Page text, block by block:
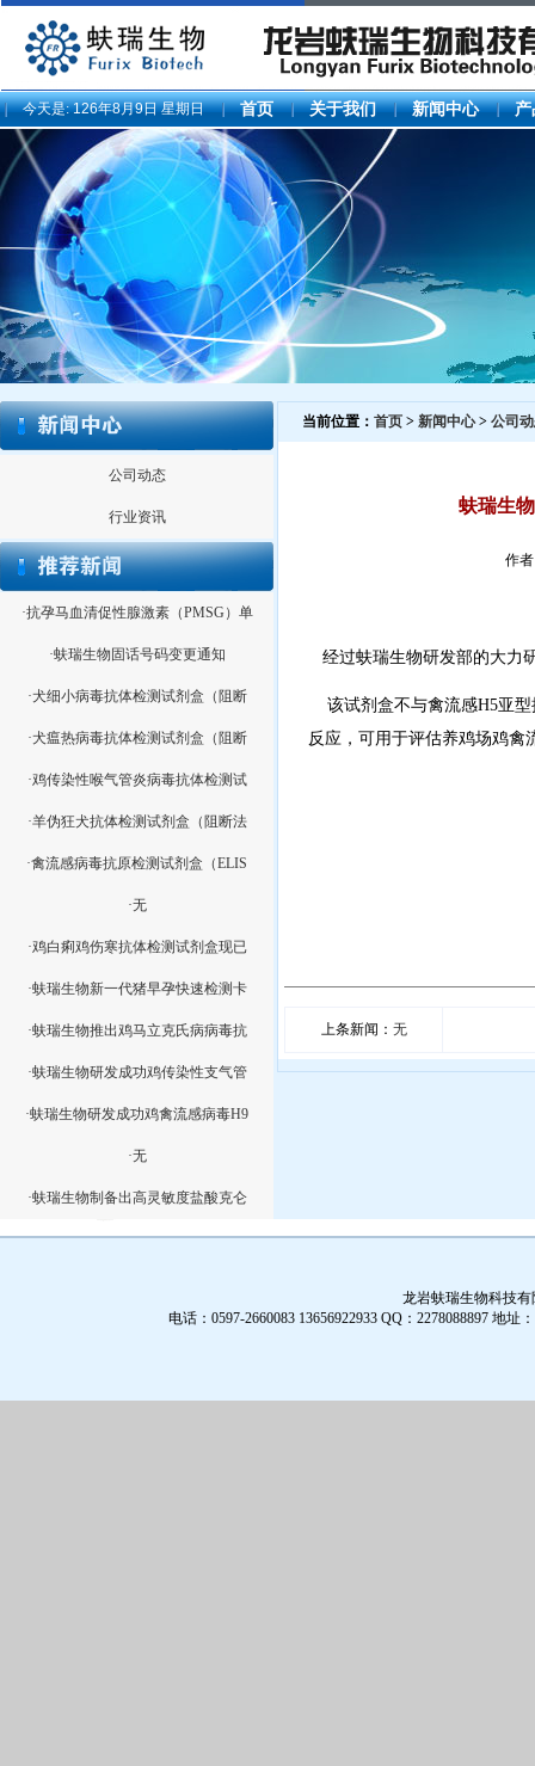
今天是:126年8月9日 星期日 首页 关于我们 新闻中心 产
公司动态
行业资讯
·抗孕马血清促性腺激素（PMSG）单
·蚨瑞生物固话号码变更通知
·犬细小病毒抗体检测试剂盒（阻断
·犬瘟热病毒抗体检测试剂盒（阻断
·鸡传染性喉气管炎病毒抗体检测试
·羊伪狂犬抗体检测试剂盒（阻断法
·禽流感病毒抗原检测试剂盒（ELIS
·无
·鸡白痢鸡伤寒抗体检测试剂盒现已
·蚨瑞生物新一代猪早孕快速检测卡
·蚨瑞生物推出鸡马立克氏病病毒抗
·蚨瑞生物研发成功鸡传染性支气管
·蚨瑞生物研发成功鸡禽流感病毒H9
·无
·蚨瑞生物制备出高灵敏度盐酸克仑
当前位置： 首页 > 新闻中心> 公司
蚨瑞生
作
经过蚨瑞生物研发部的大力
该试剂盒不与禽流感H5亚型
反应，可用于评估养鸡场鸡禽
上条新闻： 无
龙岩蚨瑞生物科技
电话：0597-2660083 13656922933 QQ：2278088897 地